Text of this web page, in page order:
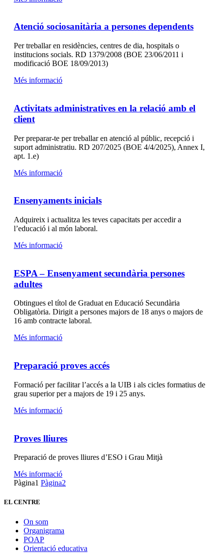
Atenció sociosanitària a persones dependents
Per treballar en residències, centres de dia, hospitals o
institucions socials. RD 1379/2008 (BOE 23/06/2011 i
modificació BOE 18/09/2013)
Més informació
Activitats administratives en la relació amb el
client
Per preparar-te per treballar en atenció al públic, recepció i
suport administratiu. RD 207/2025 (BOE 4/4/2025), Annex I,
apt. 1.e)
Més informació
Ensenyaments inicials
Adquireix i actualitza les teves capacitats per accedir a
l’educació i al món laboral.
Més informació
ESPA – Ensenyament secundària persones
adultes
Obtingues el títol de Graduat en Educació Secundària
Obligatòria. Dirigit a persones majors de 18 anys o majors de
16 amb contracte laboral.
Més informació
Preparació proves accés
Formació per facilitar l’accés a la UIB i als cicles formatius de
grau superior per a majors de 19 i 25 anys.
Més informació
Proves lliures
Preparació de proves lliures d’ESO i Grau Mitjà
Més informació
Pàgina1 Pàgina2
EL CENTRE
On som
Organigrama
POAP
Orientació educativa